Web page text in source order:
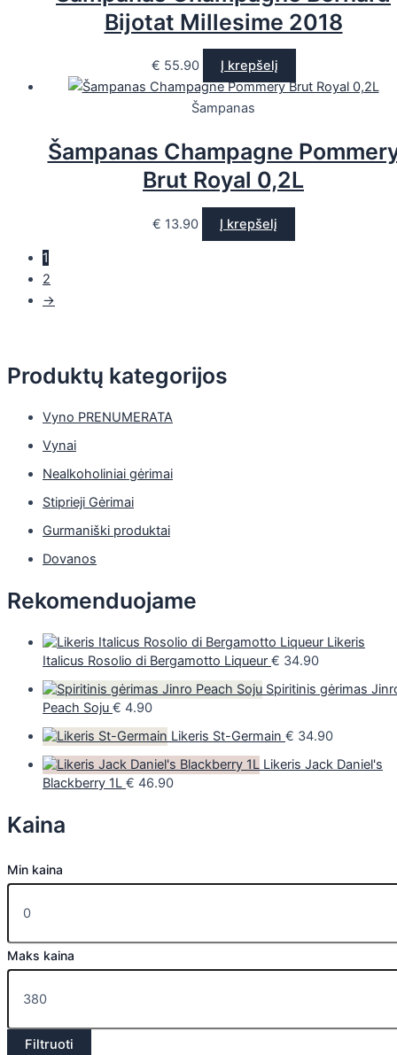
Produktų kategorijos
Vyno PRENUMERATA
Vynai
Nealkoholiniai gėrimai
Stiprieji Gėrimai
Gurmaniški produktai
Dovanos
Rekomenduojame
Likeris
Italicus Rosolio di Bergamotto Liqueur € 34.90
Spiritinis gėrimas
Peach Soju € 4.90
Likeris St-Germain € 34.90
Likeris Jack Daniel's
Blackberry 1L € 46.90
Kaina
Min kaina
Maks kaina
Filtruoti
Bijotat Millesime 2018
€ 55.90 Į krepšelį
Šampanas
Šampanas Champagne
Brut Royal 0,2L
€ 13.90 Į krepšelį
1
2
→